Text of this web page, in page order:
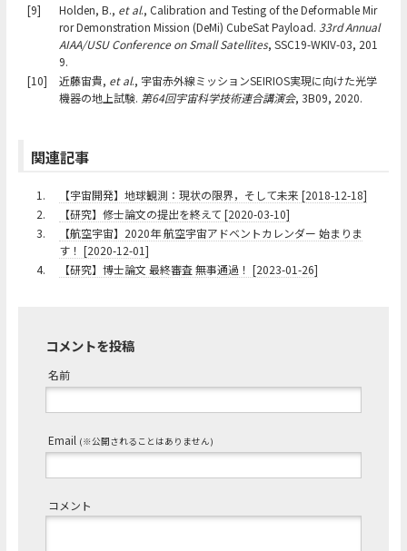
[9]
Holden, B., et al., Calibration and Testing of the Deformable Mir
ror Demonstration Mission (DeMi) CubeSat Payload. 33rd Annual
AIAA/USU Conference on Small Satellites, SSC19-WKIV-03, 201
9.
[10]
近藤宙貴, et al., 宇宙赤外線ミッションSEIRIOS実現に向けた光学
機器の地上試験. 第64回宇宙科学技術連合講演会, 3B09, 2020.
関連記事
1.
【宇宙開発】地球観測：現状の限界，そして未来 [2018-12-18]
2.
【研究】修士論文の提出を終えて [2020-03-10]
3.
【航空宇宙】2020年 航空宇宙アドベントカレンダー 始まりま
す！ [2020-12-01]
4.
【研究】博士論文 最終審査 無事通過！ [2023-01-26]
コメントを投稿
名前
Email (※公開されることはありません)
コメント